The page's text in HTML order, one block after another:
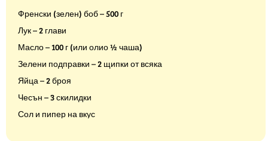
Френски (зелен) боб – 500 г
Лук – 2 глави
Масло – 100 г (или олио ½ чаша)
Зелени подправки – 2 щипки от всяка
Яйца – 2 броя
Чесън – 3 скилидки
Сол и пипер на вкус